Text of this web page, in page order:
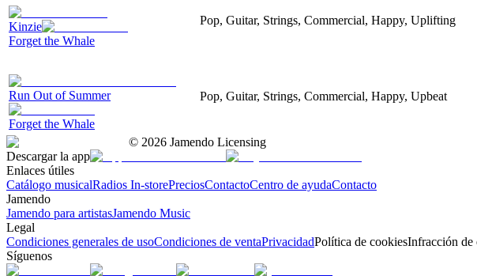
Kinzie
Forget the Whale
Pop, Guitar, Strings, Commercial, Happy, Uplifting
Run Out of Summer
Forget the Whale
Pop, Guitar, Strings, Commercial, Happy, Upbeat
© 2026 Jamendo Licensing
Descargar la app
Enlaces útiles
Catálogo musicalRadios In-storePreciosContactoCentro de ayudaContacto
Jamendo
Jamendo para artistasJamendo Music
Legal
Condiciones generales de usoCondiciones de ventaPrivacidadPolítica de cookiesInfracción de
Síguenos